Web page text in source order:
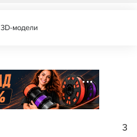
3D-модели
3